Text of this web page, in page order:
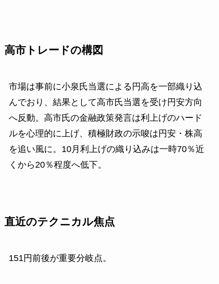
高市トレードの構図
市場は事前に小泉氏当選による円高を一部織り込
んでおり、結果として高市氏当選を受け円安方向
へ反動。高市氏の金融政策発言は利上げのハード
ルを心理的に上げ、積極財政の示唆は円安・株高
を追い風に。10月利上げの織り込みは一時70％近
くから20％程度へ低下。
直近のテクニカル焦点
151円前後が重要分岐点。